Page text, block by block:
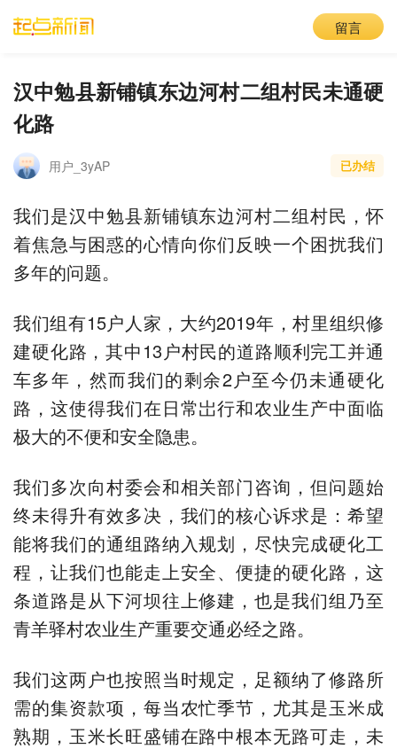
留言
汉中勉县新铺镇东边河村二组村民未通硬
化路
用户_3yAP 已办结
我们是汉中勉县新铺镇东边河村二组村民，怀
着焦急与困惑的心情向你们反映一个困扰我们
多年的问题。
我们组有15户人家，大约2019年，村里组织修
建硬化路，其中13户村民的道路顺利完工并通
车多年，然而我们的剩余2户至今仍未通硬化
路，这使得我们在日常岀行和农业生产中面临
极大的不便和安全隐患。
我们多次向村委会和相关部门咨询，但问题始
终未得升有效多决，我们的核心诉求是：希望
能将我们的通组路纳入规划，尽快完成硬化工
程，让我们也能走上安全、便捷的硬化路，这
条道路是从下河坝往上修建，也是我们组乃至
青羊驿村农业生产重要交通必经之路。
我们这两户也按照当时规定，足额纳了修路所
需的集资款项，每当农忙季节，尤其是玉米成
熟期，玉米长旺盛铺在路中根本无路可走，未